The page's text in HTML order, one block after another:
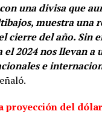
una divisa que
muestra una
cierre del año. Sin
el 2024 nos llevan a
e
proyección del